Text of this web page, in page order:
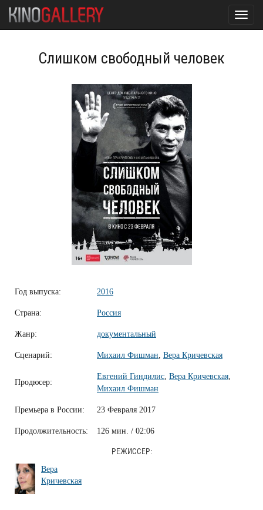
Слишком свободный человек
Год выпуска: 2016
Страна: Россия
Жанр: документальный
Сценарий: Михаил Фишман Вера Кричевская
Продюсер:
Евгений Гиндилис Вера Кричевская
Михаил Фишман
Премьера в России: 23 Февраля 2017
Продолжительность: 126 мин. / 02:06
РЕЖИССЕР:
Вера
Кричевская